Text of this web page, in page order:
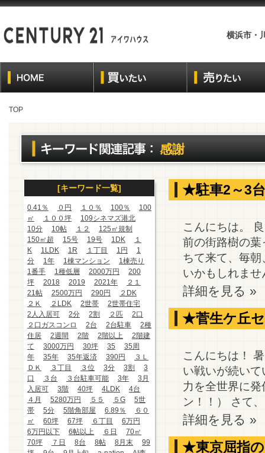
横浜市・
TOP
感謝
[キーワード一覧]
0.41％ ０円 １０％ 100％
100
㎡
１００坪
109シネマズ港北
10分
10帖 １２
125㎡規制
150㎡超
15号 19号 1DK
１
K
1LDK 1R １丁目 1円
1
分
1年 1棟マンション
1棟売り
1番手
1種低層 2000万円
200
坪
2018 2019 2021年
２１
21帖
2500万円 290円
２DK
２Ｋ
２LDK 2世帯
2世帯住宅
2人入居可
2分 2割 ２匹
2口
２口ガスコンロ
2台 2台駐車
2種
住居
2週間 2階 2階以上
2階建
て
3000万円 30坪 35
35周
年
35年 35年返済 390円
３Ｌ
ＤＫ
３丁目 ３位 3分 3割
3
口
３台 ３台駐車可能 3年
3月
入居可
3階 40坪 4LDK
4台
４月
5280万円 ５５ ５G
5世
帯
5分 5階角部屋 6.89％
６０
㎡
60坪 67坪 ６丁目
6万円
6万円以下
6帖以上 ６日
70㎡
70坪
７日 8台 8帖 8月末
99
★駐車2～3
こんにちは。
前の街路樹の
ちて来て、毎
いかもしれま
詳細を見る »
★菅生ケ丘
こんにちは！
い戦いが続い
力を全世界に
ン！！） さて
詳細を見る »
★東京屈指